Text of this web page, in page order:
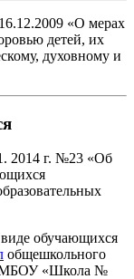
«О мерах
детей, их
духовному и
2014 г. №23 «Об
обучающихся
общешкольного
«Школа №